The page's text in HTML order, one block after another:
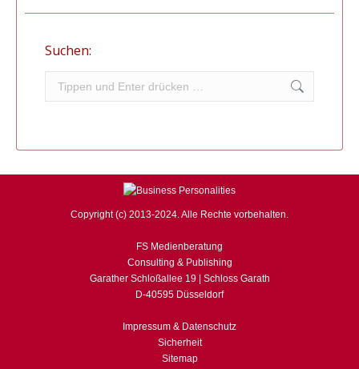
Suchen:
Copyright (c) 2013-2024. Alle Rechte vorbehalten.
FS Medienberatung
Consulting & Publishing
Garather Schloßallee 19 | Schloss Garath
D-40595 Düsseldorf
Impressum & Datenschutz
Sicherheit
Sitemap